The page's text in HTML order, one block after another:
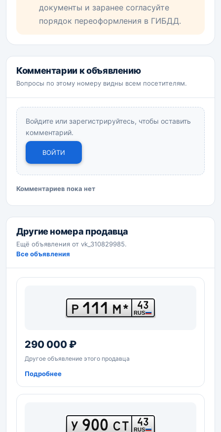
документы и заранее согласуйте
порядок переоформления в ГИБДД.
Комментарии к объявлению
Вопросы по этому номеру видны всем посетителям.
Войдите или зарегистрируйтесь, чтобы оставить
комментарий.
ВОЙТИ
Комментариев пока нет
Другие номера продавца
Ещё объявления от vk_310829985.
Все объявления
Р 111 М* 43
RUS
290 000 ₽
Другое объявление этого продавца
Подробнее
У 900 СТ 43
RUS